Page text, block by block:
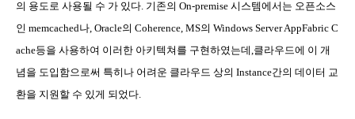
의 용도로 사용될 수 가 있다 기존의 On-premise 시스템에서는 오픈소스
인 memcached나 , Oracle의 Coherence, MS의 Windows Server AppFabric C
ache등을 사용하여 이러한 아키텍쳐를 구현하였는데 클라우드에 이 개
념을 도입함으로써 특히나 어려운 클라우드 상의 Instance간의 데이터 교
환을 지원할 수 있게 되었다